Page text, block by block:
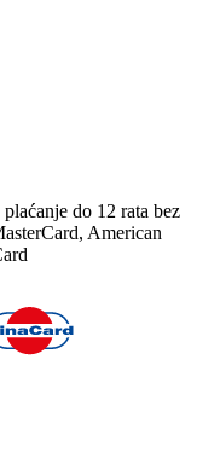
do 12 rata bez
American